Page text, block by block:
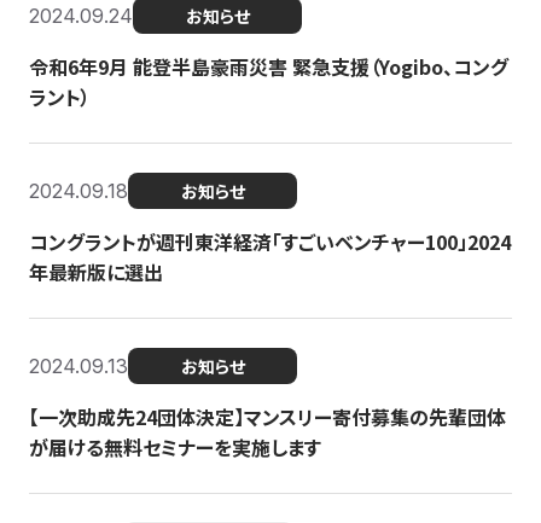
2024.09.24 お知らせ
令和6年9月 能登半島豪雨災害 緊急支援（Yogibo、コング
ラント）
2024.09.18 お知らせ
コングラントが週刊東洋経済「すごいベンチャー100」2024
年最新版に選出
2024.09.13 お知らせ
【一次助成先24団体決定】マンスリー寄付募集の先輩団体
が届ける無料セミナーを実施します